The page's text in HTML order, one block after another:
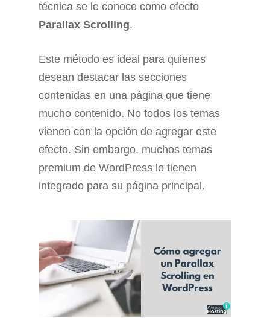
técnica se le conoce como efecto
Parallax Scrolling.
Este método es ideal para quienes
desean destacar las secciones
contenidas en una página que tiene
mucho contenido. No todos los temas
vienen con la opción de agregar este
efecto. Sin embargo, muchos temas
premium de WordPress lo tienen
integrado para su página principal.